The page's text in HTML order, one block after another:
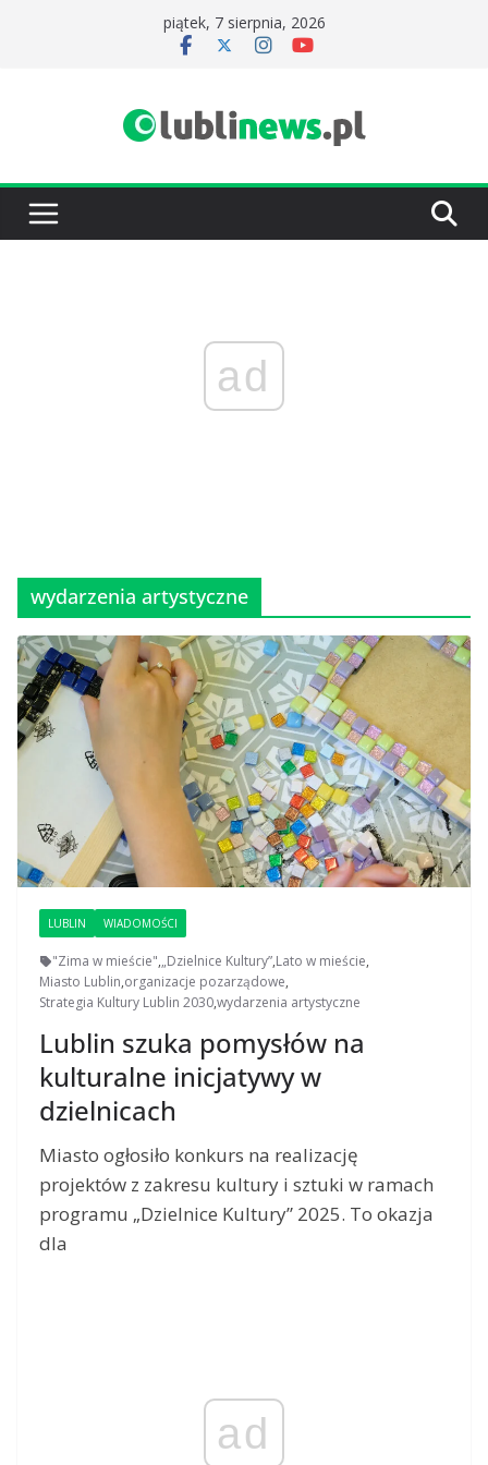
piątek, 7 sierpnia, 2026
ad
wydarzenia artystyczne
LUBLIN WIADOMOŚCI
"Zima w mieście",„Dzielnice Kultury”,Lato w mieście,
Miasto Lublin,organizacje pozarządowe,
Strategia Kultury Lublin 2030,wydarzenia artystyczne
Lublin szuka pomysłów na
kulturalne inicjatywy w
dzielnicach
Miasto ogłosiło konkurs na realizację
projektów z zakresu kultury i sztuki w ramach
programu „Dzielnice Kultury” 2025. To okazja
dla
ad